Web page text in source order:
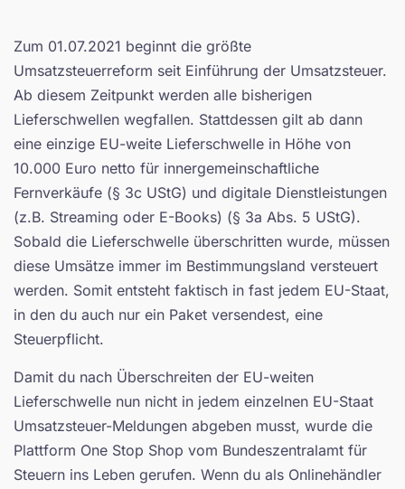
Zum 01.07.2021 beginnt die größte
Umsatzsteuerreform seit Einführung der Umsatzsteuer.
Ab diesem Zeitpunkt werden alle bisherigen
Lieferschwellen wegfallen. Stattdessen gilt ab dann
eine einzige EU-weite Lieferschwelle in Höhe von
10.000 Euro netto für innergemeinschaftliche
Fernverkäufe (§ 3c UStG) und digitale Dienstleistungen
(z.B. Streaming oder E-Books) (§ 3a Abs. 5 UStG).
Sobald die Lieferschwelle überschritten wurde, müssen
diese Umsätze immer im Bestimmungsland versteuert
werden. Somit entsteht faktisch in fast jedem EU-Staat,
in den du auch nur ein Paket versendest, eine
Steuerpflicht.
Damit du nach Überschreiten der EU-weiten
Lieferschwelle nun nicht in jedem einzelnen EU-Staat
Umsatzsteuer-Meldungen abgeben musst, wurde die
Plattform One Stop Shop vom Bundeszentralamt für
Steuern ins Leben gerufen. Wenn du als Onlinehändler